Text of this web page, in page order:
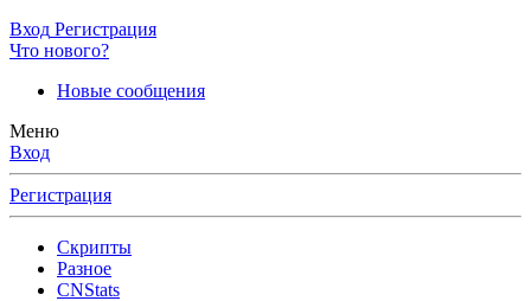
Вход Регистрация
Что нового?
Новые сообщения
Меню
Вход
Регистрация
Скрипты
Разное
CNStats